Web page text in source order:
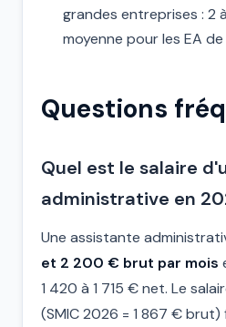
grandes entreprises : 2
moyenne pour les EA
Questions
Quel est le salaire
administrative en
Une assistante
et 2 200 € brut par mois
1 420 à 1 715 € net. Le
(SMIC 2026 = 1 867 € brut)